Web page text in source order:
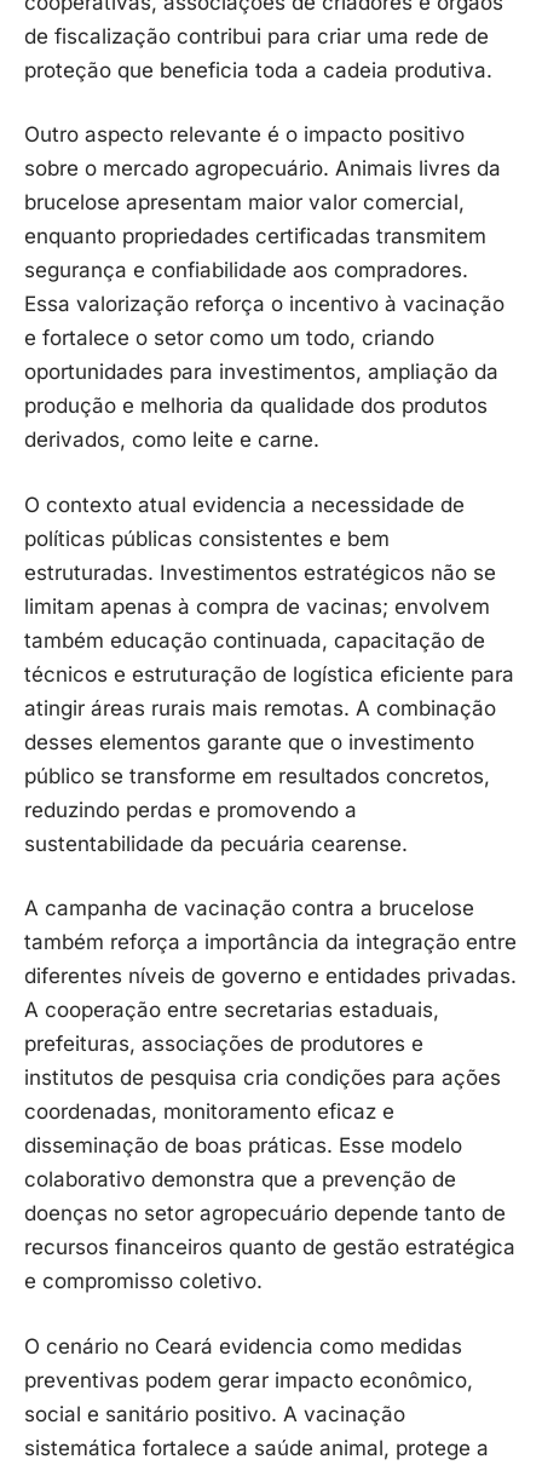
de fiscalização contribui para criar uma rede de
proteção que beneficia toda a cadeia produtiva.
Outro aspecto relevante é o impacto positivo
sobre o mercado agropecuário. Animais livres da
brucelose apresentam maior valor comercial,
enquanto propriedades certificadas transmitem
segurança e confiabilidade aos compradores.
Essa valorização reforça o incentivo à vacinação
e fortalece o setor como um todo, criando
oportunidades para investimentos, ampliação da
produção e melhoria da qualidade dos produtos
derivados, como leite e carne.
O contexto atual evidencia a necessidade de
políticas públicas consistentes e bem
estruturadas. Investimentos estratégicos não se
limitam apenas à compra de vacinas; envolvem
também educação continuada, capacitação de
técnicos e estruturação de logística eficiente para
atingir áreas rurais mais remotas. A combinação
desses elementos garante que o investimento
público se transforme em resultados concretos,
reduzindo perdas e promovendo a
sustentabilidade da pecuária cearense.
A campanha de vacinação contra a brucelose
também reforça a importância da integração entre
diferentes níveis de governo e entidades privadas.
A cooperação entre secretarias estaduais,
prefeituras, associações de produtores e
institutos de pesquisa cria condições para ações
coordenadas, monitoramento eficaz e
disseminação de boas práticas. Esse modelo
colaborativo demonstra que a prevenção de
doenças no setor agropecuário depende tanto de
recursos financeiros quanto de gestão estratégica
e compromisso coletivo.
O cenário no Ceará evidencia como medidas
preventivas podem gerar impacto econômico,
social e sanitário positivo. A vacinação
sistemática fortalece a saúde animal, protege a